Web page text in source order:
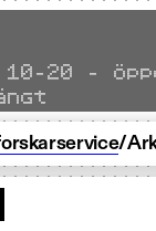
- Öppet
/